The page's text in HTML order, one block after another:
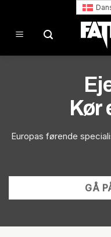
indhold
Kør
Europas førende
GÅ